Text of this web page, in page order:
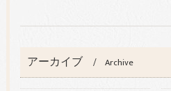
アーカイブ Archive